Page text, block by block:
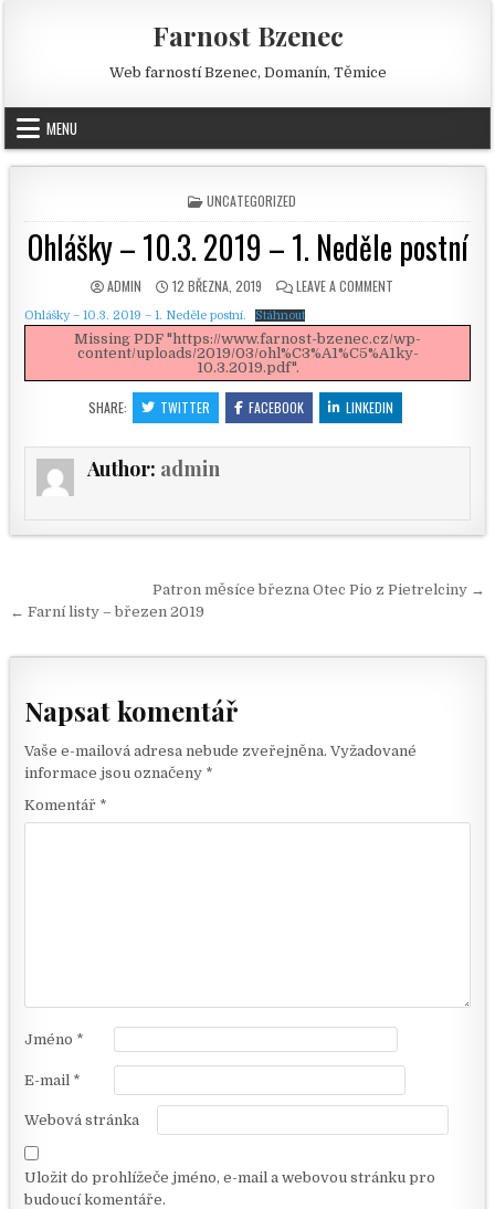
Farnost Bzenec
Web farností Bzenec, Domanín, Těmice
MENU
POSTED IN
UNCATEGORIZED
Ohlášky – 10.3. 2019 – 1. Neděle postní
AUTHOR:
ADMIN PUBLISHED DATE:
12 BŘEZNA, 2019 LEAVE A COMMENT
Ohlášky – 10.3. 2019 – 1. Neděle postní. Stáhnout
Missing PDF "https://www.farnost-bzenec.cz/wp-
content/uploads/2019/03/ohl%C3%A1%C5%A1ky-
10.3.2019.pdf".
SHARE: TWITTER FACEBOOK LINKEDIN
Author: admin
Navigace pro příspěvek
Patron měsíce března Otec Pio z Pietrelciny →
← Farní listy – březen 2019
Napsat komentář
Vaše e-mailová adresa nebude zveřejněna. Vyžadované
informace jsou označeny *
Komentář *
Jméno *
E-mail *
Webová stránka
Uložit do prohlížeče jméno, e-mail a webovou stránku pro
budoucí komentáře.